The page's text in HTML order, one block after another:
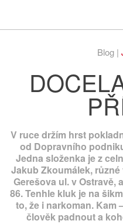
Blog |
V ruce držím hrst
od Dopravního
Jedna složenka je z
Jakub Zkoumálek,
Gerešova ul. v Ostravě,
86. Tenhle kluk je na
to, že i narkoman. Kam
člověk padnout a